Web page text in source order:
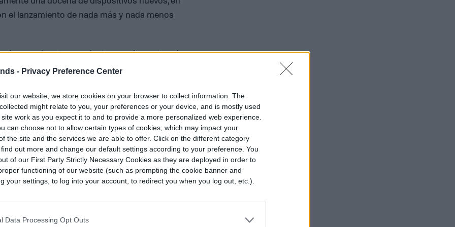
- Privacy Preference Center
our website, we store cookies on your browser to collect information. The
might relate to you, your preferences or your device, and is mostly used
work as you expect it to and to provide a more personalized web experience.
can choose not to allow certain types of cookies, which may impact your
the site and the services we are able to offer. Click on the different category
out more and change our default settings according to your preference. You
of our First Party Strictly Necessary Cookies as they are deployed in order to
functioning of our website (such as prompting the cookie banner and
your settings, to log into your account, to redirect you when you log out, etc.).
Data Processing Opt Outs
el lanzamiento de nada más y nada menos
algunos de estos productos resaltan entre el
son los lentes con Alexa, llamados